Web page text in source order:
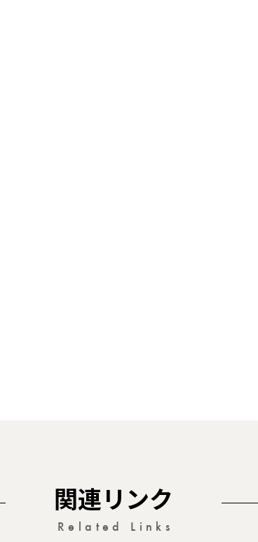
関連リンク
Related Links